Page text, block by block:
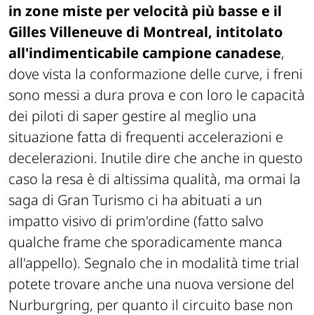
in zone miste per velocità più basse e il
Gilles Villeneuve di Montreal, intitolato
all'indimenticabile campione canadese,
dove vista la conformazione delle curve, i freni
sono messi a dura prova e con loro le capacità
dei piloti di saper gestire al meglio una
situazione fatta di frequenti accelerazioni e
decelerazioni. Inutile dire che anche in questo
caso la resa è di altissima qualità, ma ormai la
saga di Gran Turismo ci ha abituati a un
impatto visivo di prim'ordine (fatto salvo
qualche frame che sporadicamente manca
all'appello). Segnalo che in modalità time trial
potete trovare anche una nuova versione del
Nurburgring, per quanto il circuito base non